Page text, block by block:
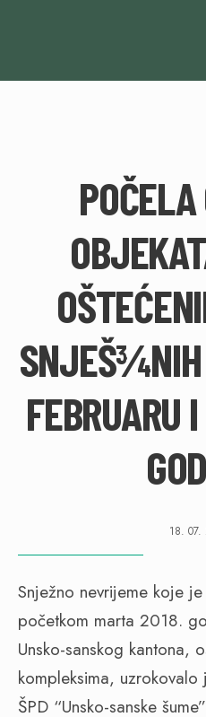
SNJEŠ¾NIH
FEBRUARU
18. 07.
Snježno nevrijeme koje
početkom marta 2018.
Unsko-sanskog kantona,
kompleksima,
ŠPD “Unsko-sanske